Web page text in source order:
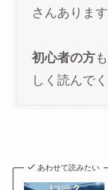
さんあります
初心者の方も
しく読んで
あわせて読みたい